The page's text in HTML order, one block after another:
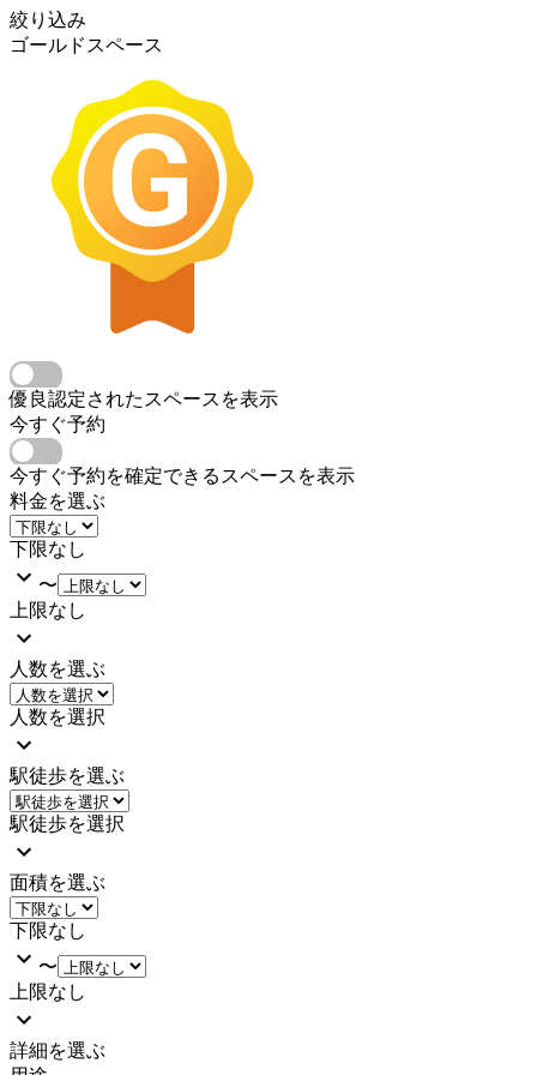
絞り込み
ゴールドスペース
優良認定されたスペースを表示
今すぐ予約
今すぐ予約を確定できるスペースを表示
料金を選ぶ
下限なし
〜
上限なし
人数を選ぶ
人数を選択
駅徒歩を選ぶ
駅徒歩を選択
面積を選ぶ
下限なし
〜
上限なし
詳細を選ぶ